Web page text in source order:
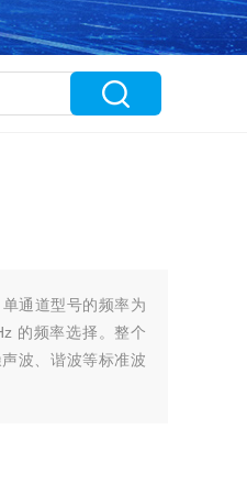
通道型号的频率为
的频率选择。整个
波、谐波等标准波